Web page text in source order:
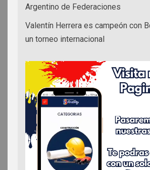
Argentino de Federaciones
Valentín Herrera es campeón con
un torneo internacional